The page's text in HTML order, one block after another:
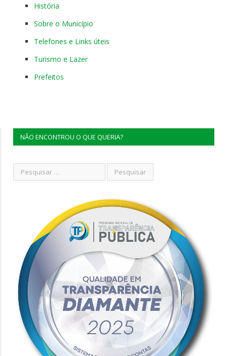
História
Sobre o Município
Telefones e Links úteis
Turismo e Lazer
Prefeitos
NÃO ENCONTROU O QUE QUERIA?